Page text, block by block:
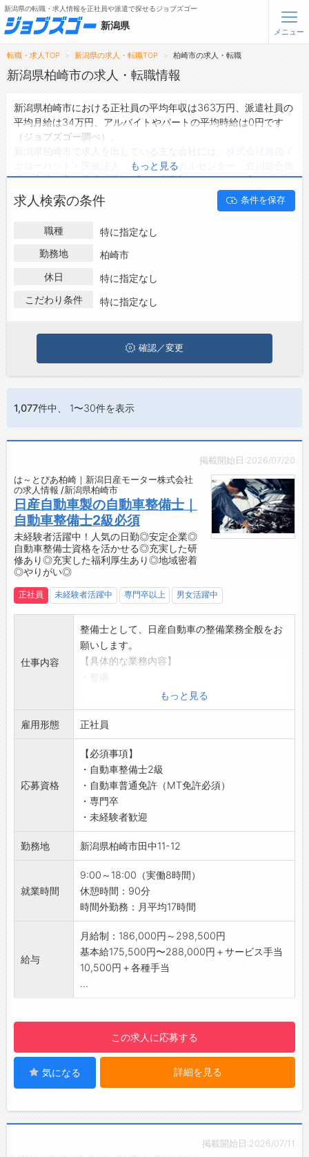
無料会員登録
メニュー
トップ
転職支援サービスについて
転職ノウハウ(応募書類の書き方・面接対策など)
ジョブズゴーについて
会社概要
新潟県の転職・求人情報を正社員や派遣で探せるジョブズゴー
新潟県
メニュー
転職・求人TOP 新潟県の求人・転職TOP 柏崎市の求人・転職
新潟県柏崎市の求人・転職情報
新潟県柏崎市における正社員の平均年収は363万円、派遣社員の
平均月給は34万円、アルバイトやパートの平均時給は0円です
（ジョブズゴー調べ）。
医療法人 立川メディカルセンター 立川綜合病
院・山崎工業 株式会社 プレス事業部などがあり、未経験や短
期等ご希望の条件で絞り込みができます。
新潟県柏崎市の地域密着型の求人サイトであるジョブズゴーでは
新潟県柏崎市の求人情報を514件取り扱っており、そのうち
員の求人は399件、 派遣社員の求人
の求人は0件です。
第二新卒から50代・60代以上の方の再就職も可能です。 新潟県
柏崎市で求人・転職情報を探している方は、ぜひ興味のある職種
に応募してみてくださいね。
もっと見る
求人検索の条件 条件を保存
職種
特に指定なし
勤務地
柏崎市
休日
特に指定なし
こだわり条件
特に指定なし
確認／変更
1,077件中、 1〜30件を表示
掲載開始日:2026/07/20
は～とぴあ柏崎｜新潟日産モーター株式会社
の求人情報 /新潟県柏崎市
日産自動車製の自動車整備士｜
自動車整備士2級必須
未経験者活躍中！人気の日勤◎安定企業◎
自動車整備士資格を活かせる◎充実した研
修あり◎充実した福利厚生あり◎地域密着
◎やりがい◎
正社員 未経験者活躍中 専門卒以上 男女活躍中
仕事内容
整備士として、日産自動車の整備業務全般をお
願いします。
【具体的な業務内容】
・点検
・一般修理（メンテナンス業務）
【やりがい】
・TS（テクニカルスタッフ・技術職）は、先進
技術でもたらす喜びや驚きを間近で感じられる
ポジションです◎
・お客様の大切な車を任せていただき、お客様
から笑顔で「いいね！」とお褒めの言葉をいた
だけると、大きな自信に繋がります！
・車が繋ぐコミュニケーションを通して、「あ
んどん増えていくと、やりがいを感じます♪
【研修制度】
■ディーラーならではの研修制度が充実してお
り、高度なスキルアップができます◎
・日産整備士資格取得研修
・NBC（日産ビジネスカレッジ）派遣研修
■社内集合教育
・年間の育成スケジュールを組み、整備（サー
ビス）や店頭実習などの研修と教育を通して、
知識や技術を身につけます。
・入社後1～2年間、教育担当として同一店舗・
職種の先輩がつき、些細な相談や質問もすぐに
もっと見る
雇用形態 正社員
応募資格
【必須事項】
・自動車整備士2級
・自動車普通免許（MT免許必須）
・専門卒
・未経験者歓迎
勤務地 新潟県柏崎市田中11-12
就業時間
9:00～18:00（実働8時間）
休憩時間：90分
時間外勤務：月平均17時間
給与
月給制：186,000円～298,500円
基本給175,500円〜288,000円＋サービス手当
10,500円＋各種手当
...
この求人に応募する
気になる 詳細を見る
掲載開始日:2026/07/11